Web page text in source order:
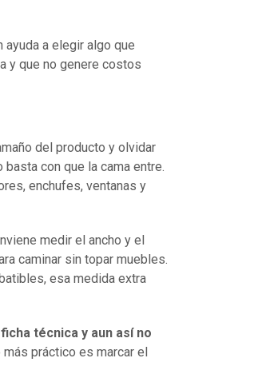
ayuda a elegir algo que
y que no genere costos
del producto y olvidar
con que la cama entre.
enchufes, ventanas y
medir el ancho y el
caminar sin topar muebles.
esa medida extra
técnica y aun así no
más práctico es marcar el